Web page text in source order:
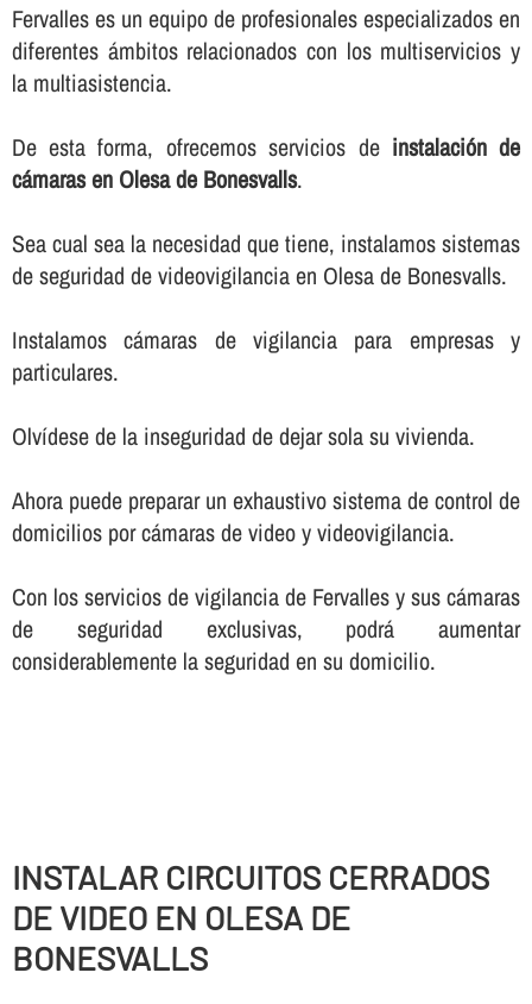
Fervalles es un equipo de profesionales especializados en
diferentes ámbitos relacionados con los multiservicios y
la multiasistencia.
De esta forma, ofrecemos servicios de instalación de
cámaras en Olesa de Bonesvalls.
Sea cual sea la necesidad que tiene, instalamos sistemas
de seguridad de videovigilancia en Olesa de Bonesvalls.
Instalamos cámaras de vigilancia para empresas y
particulares.
Olví­dese de la inseguridad de dejar sola su vivienda.
Ahora puede preparar un exhaustivo sistema de control de
domicilios por cámaras de video y videovigilancia.
Con los servicios de vigilancia de Fervalles y sus cámaras
de seguridad exclusivas, podrá aumentar
considerablemente la seguridad en su domicilio.
INSTALAR CIRCUITOS CERRADOS
DE VIDEO EN OLESA DE
BONESVALLS